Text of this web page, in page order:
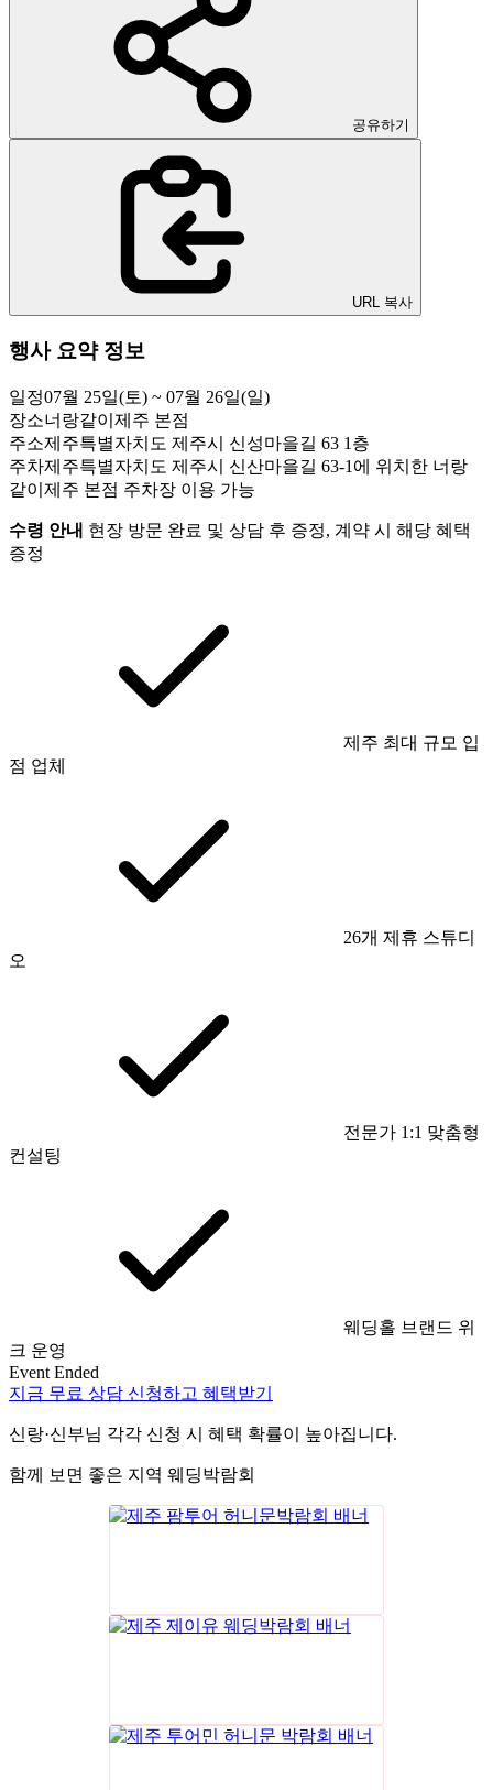
공유하기
URL 복사
행사 요약 정보
일정07월 25일(토) ~ 07월 26일(일)
장소너랑같이제주 본점
주소제주특별자치도 제주시 신성마을길 63 1층
주차제주특별자치도 제주시 신산마을길 63-1에 위치한 너랑
같이제주 본점 주차장 이용 가능
수령 안내 현장 방문 완료 및 상담 후 증정, 계약 시 해당 혜택
증정
제주 최대 규모 입
점 업체
26개 제휴 스튜디
오
전문가 1:1 맞춤형
컨설팅
웨딩홀 브랜드 위
크 운영
Event Ended
지금 무료 상담 신청하고 혜택받기
신랑·신부님 각각 신청 시 혜택 확률이 높아집니다.
함께 보면 좋은 지역 웨딩박람회